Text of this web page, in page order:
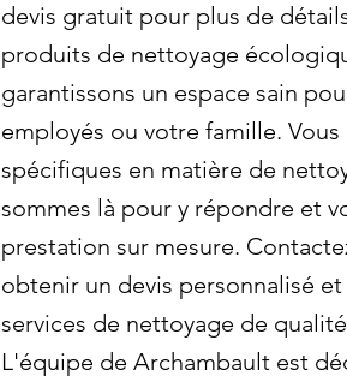
devis gratuit pour plus de
produits de nettoyage
garantissons un espace sain
employés ou votre famille. Vous
spécifiques en matière de
sommes là pour y répondre et
prestation sur mesure.
obtenir un devis personnalisé
services de nettoyage de
L'équipe de Archambault est